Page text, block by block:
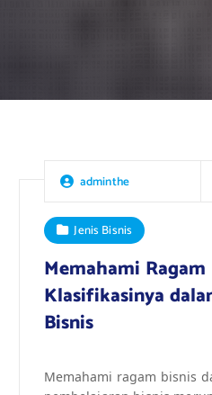
adminthe
Jenis Bisnis
Memahami
Klasifikasinya
Bisnis
Memahami ragam bisnis